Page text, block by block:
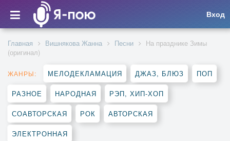
Вход
Главная Вишнякова Жанна Песни
На празднике Зимы
(оригинал)
ЖАНРЫ: МЕЛОДЕКЛАМАЦИЯ ДЖАЗ, БЛЮЗ ПОП
РАЗНОЕ НАРОДНАЯ РЭП, ХИП-ХОП
СОАВТОРСКАЯ РОК АВТОРСКАЯ
ЭЛЕКТРОННАЯ